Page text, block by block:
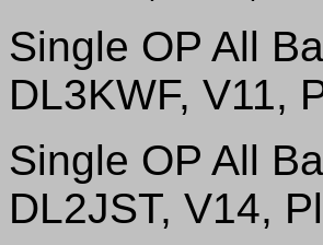
Single OP All
DL3KWF, V11,
Single OP All
DL2JST, V14,